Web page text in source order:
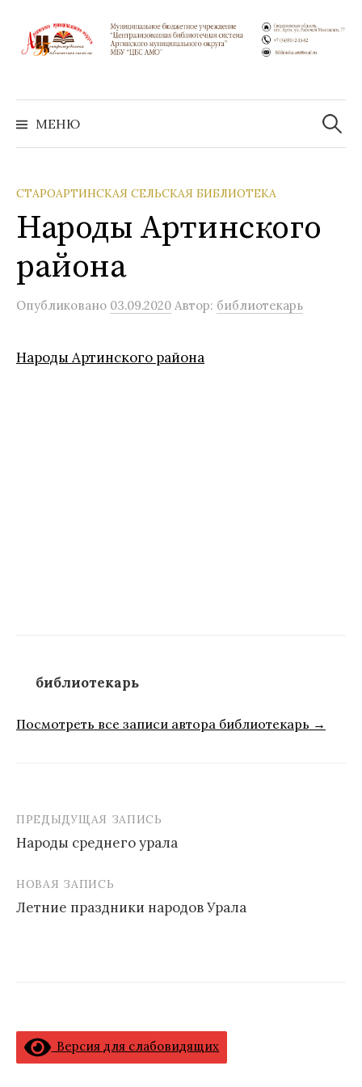
содержимому
МЕНЮ
Найти:
СТАРОАРТИНСКАЯ СЕЛЬСКАЯ БИБЛИОТЕКА
Народы Артинского
района
Опубликовано 03.09.2020 Автор: библиотекарь
Народы Артинского района
библиотекарь
Посмотреть все записи автора библиотекарь →
Навигация
по
записям
ПРЕДЫДУЩАЯ ЗАПИСЬ
Народы среднего урала
НОВАЯ ЗАПИСЬ
Летние праздники народов Урала
Версия для слабовидящих